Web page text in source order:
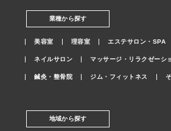
業種から探す
美容室 理容室 エステサロン・SPA
ネイルサロン マッサージ・リラクゼーシ
鍼灸・整骨院 ジム・フィットネス
地域から探す